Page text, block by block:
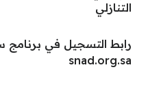
التنازلي
رابط التسجيل في
snad.org.sa